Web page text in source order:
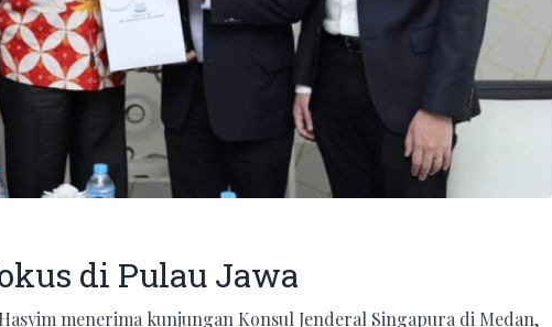
di Pulau Jawa
menerima kunjungan Konsul Jenderal Singapura di Medan,